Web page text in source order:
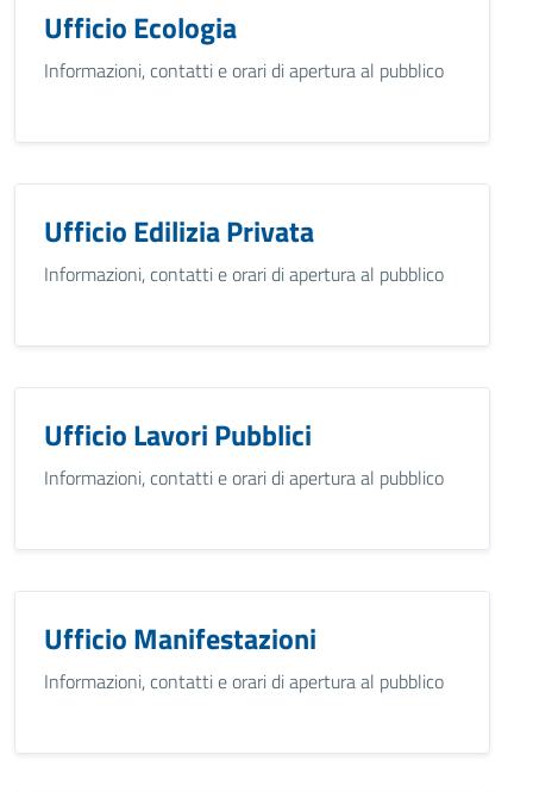
Ufficio Ecologia
Informazioni, contatti e orari di apertura al pubblico
Ufficio Edilizia Privata
Informazioni, contatti e orari di apertura al pubblico
Ufficio Lavori Pubblici
Informazioni, contatti e orari di apertura al pubblico
Ufficio Manifestazioni
Informazioni, contatti e orari di apertura al pubblico